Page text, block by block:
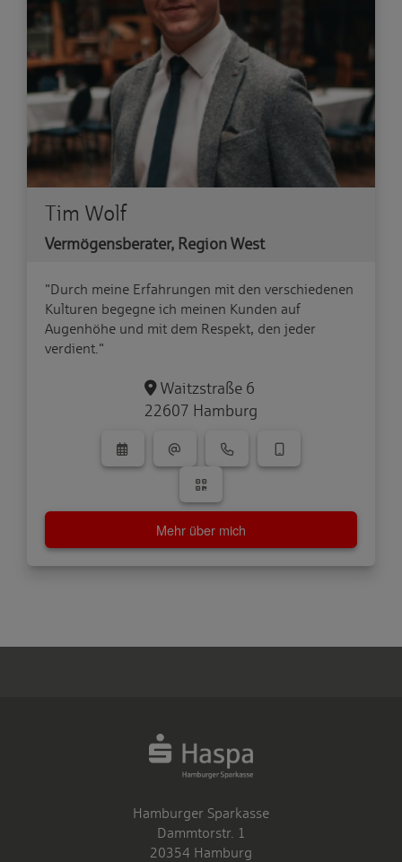
Tim Wolf
Vermögensberater, Region West
"Durch meine Erfahrungen mit den verschiedenen
Kulturen begegne ich meinen Kunden auf
Augenhöhe und mit dem Respekt, den jeder
verdient."
Waitzstraße 6
22607 Hamburg
Mehr über mich
Hamburger Sparkasse
Dammtorstr. 1
20354 Hamburg